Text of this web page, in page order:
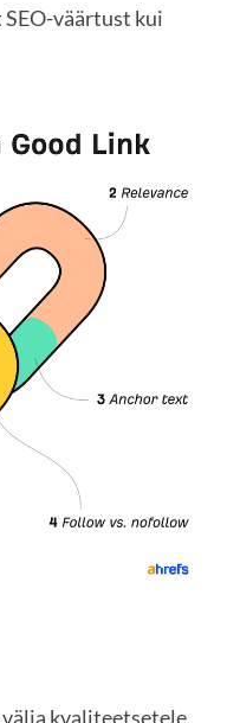
väärtust kui
kvaliteetsetele